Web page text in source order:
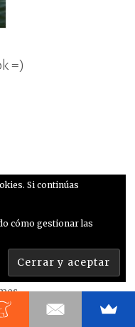
=)
más bonitos cerca
Si continúas
cómo gestionar las